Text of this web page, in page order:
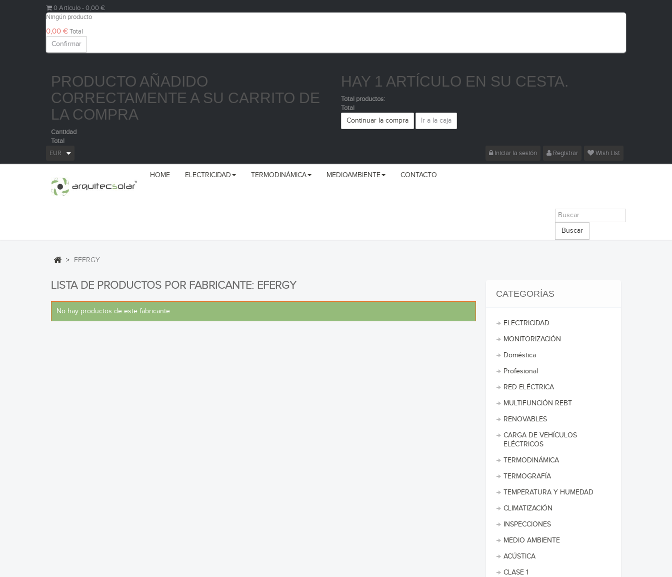
0Artículo- 0,00 €
Ningún producto
0,00 €Total
Confirmar
PRODUCTO AÑADIDO
CORRECTAMENTE A SU CARRITO DE
LA COMPRA
Cantidad
Total
HAY 1 ARTÍCULO EN SU CESTA.
Total productos:
Total
Continuar la compra
Ir a la caja
Iniciar la sesión Registrar Wish List
EUR
HOME ELECTRICIDAD TERMODINÁMICA MEDIOAMBIENTE CONTACTO
Buscar
> EFERGY
LISTA DE PRODUCTOS POR FABRICANTE: EFERGY
No hay productos de este fabricante.
CATEGORÍAS
ELECTRICIDAD
MONITORIZACIÓN
Doméstica
Profesional
RED ELÉCTRICA
MULTIFUNCIÓN REBT
RENOVABLES
CARGA DE VEHÍCULOS
ELÉCTRICOS
TERMODINÁMICA
TERMOGRAFÍA
TEMPERATURA Y HUMEDAD
CLIMATIZACIÓN
INSPECCIONES
MEDIO AMBIENTE
ACÚSTICA
CLASE 1